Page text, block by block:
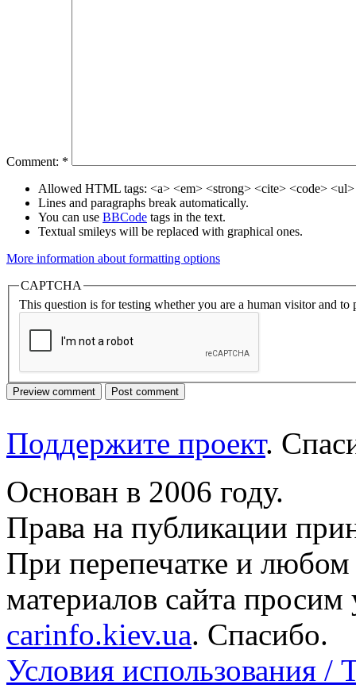
Comment: *
Allowed HTML tags: <a> <em> <strong> <cite> <code>
Lines and paragraphs break automatically.
You can use BBCode tags in the text.
Textual smileys will be replaced with graphical ones.
More information about formatting options
CAPTCHA
This question is for testing whether you are a human visitor and to
Поддержите проект.
Основан в 2006 году.
Права на публикации
При перепечатке и
материалов сайта просим
carinfo.kiev.ua. Спасибо.
Условия использования /